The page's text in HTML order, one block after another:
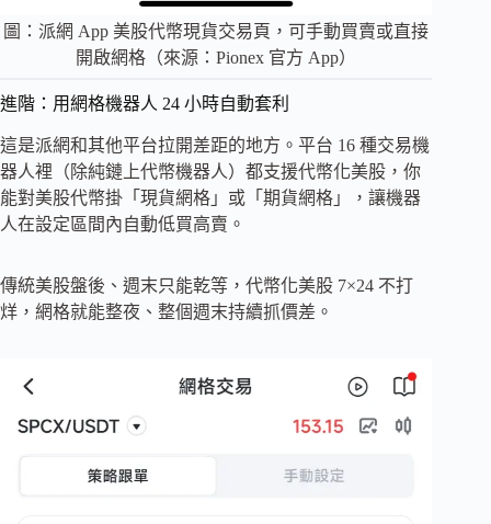
圖：派網 App 美股代幣現貨交易頁，可手動買賣或直接
開啟網格（來源：Pionex 官方 App）
進階：用網格機器人 24 小時自動套利
這是派網和其他平台拉開差距的地方。平台 16 種交易機
器人裡（除純鏈上代幣機器人）都支援代幣化美股，你
能對美股代幣掛「現貨網格」或「期貨網格」，讓機器
人在設定區間內自動低買高賣。
傳統美股盤後、週末只能乾等，代幣化美股 7×24 不打
烊，網格就能整夜、整個週末持續抓價差。